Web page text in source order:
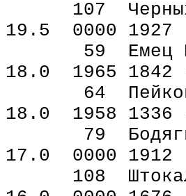
107
19.5 0000 1927
59 Емец
18.0 1965 1842
64
18.0 1958 1336
79
17.0 0000 1912
108